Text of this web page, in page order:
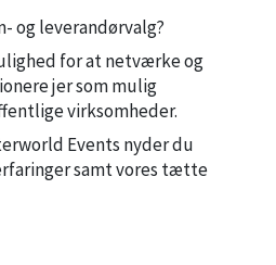
og leverandørvalg?
for at netværke og
jer som mulig
virksomheder.
Events nyder du
samt vores tætte